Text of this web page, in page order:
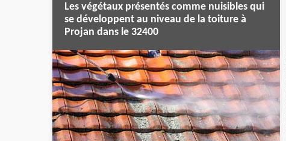
Les végétaux présentés comme nuisibles qui
se développent au niveau de la toiture à
Projan dans le 32400